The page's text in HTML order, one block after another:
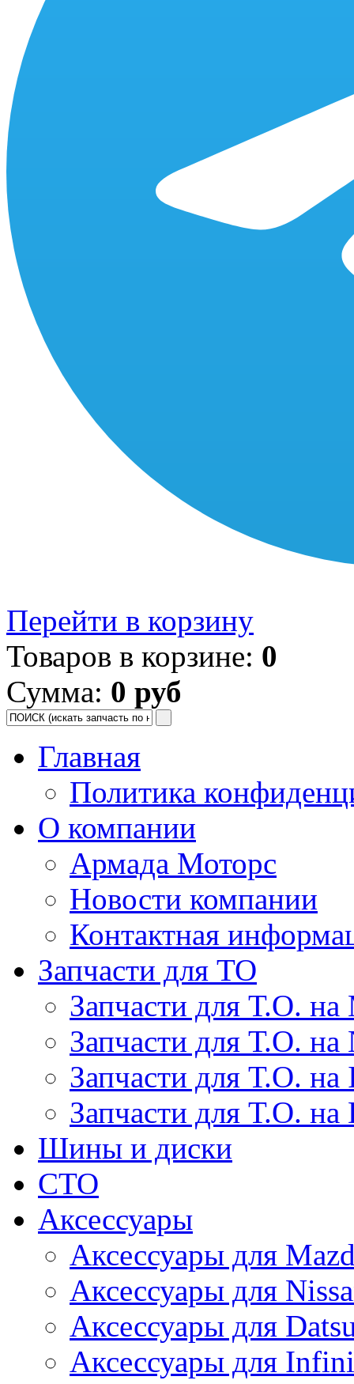
Перейти в корзину
Товаров в корзине: 0
Сумма: 0 руб
Главная
Политика
О компании
Армада Моторс
Новости компании
Контактная
Запчасти для ТО
Запчасти для Т.О. на
Запчасти для Т.О. на
Запчасти для Т.О.
Запчасти для Т.О. на
Шины и диски
СТО
Аксессуары
Аксессуары для
Аксессуары для
Аксессуары для
Аксессуары для